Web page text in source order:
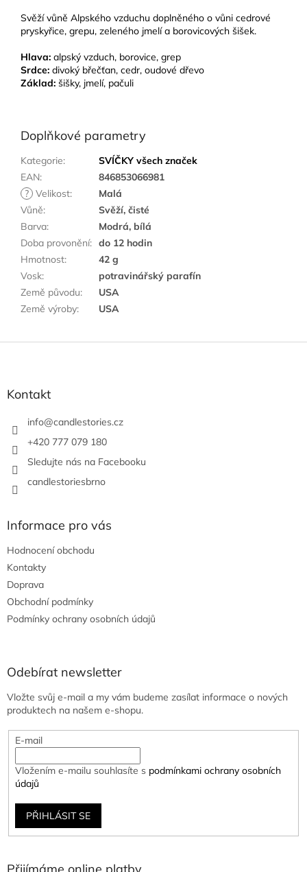
Svěží vůně Alpského vzduchu doplněného o vůni cedrové
pryskyřice, grepu, zeleného jmelí a borovicových šišek.
Hlava: alpský vzduch, borovice, grep
Srdce: divoký břečťan, cedr, oudové dřevo
Základ: šišky, jmelí, pačuli
Doplňkové parametry
Kategorie:
SVÍČKY všech značek
EAN:
846853066981
? Velikost:
Malá
Vůně:
Svěží, čisté
Barva:
Modrá, bílá
Doba provonění: do 12 hodin
Hmotnost:
42 g
Vosk:
potravinářský parafín
Země původu:
USA
Země výroby: USA
Kontakt
info@candlestories.cz
+420 777 079 180
Sledujte nás na Facebooku
candlestoriesbrno
Informace pro vás
Hodnocení obchodu
Kontakty
Doprava
Obchodní podmínky
Podmínky ochrany osobních údajů
Odebírat newsletter
Vložte svůj e-mail a my vám budeme zasílat informace o nových
produktech na našem e-shopu.
E-mail
Vložením e-mailu souhlasíte s podmínkami ochrany osobních
údajů
PŘIHLÁSIT SE
Přijímáme online platby